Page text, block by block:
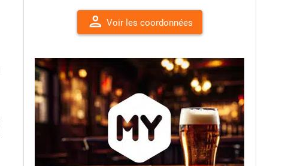
person Voir les coordonnées